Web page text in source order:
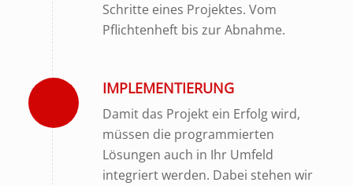
Schritte eines Projektes. Vom
Pflichtenheft bis zur Abnahme.
IMPLEMENTIERUNG
Damit das Projekt ein Erfolg wird,
müssen die programmierten
Lösungen auch in Ihr Umfeld
integriert werden. Dabei stehen wir